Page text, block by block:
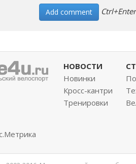
Ctrl+Enter
НОВОСТИ
Новинки
Кросс-кантри
Тренировки